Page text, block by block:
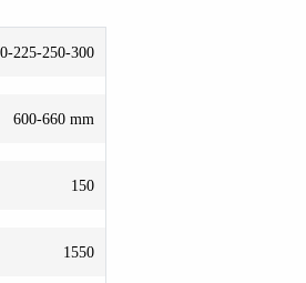
225-250-300
600-660 mm
150
1550